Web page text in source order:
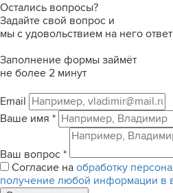
Остались вопросы?
Задайте свой вопрос и
мы с удовольствием на него
Заполнение формы займёт
не более 2 минут
Email
Ваше имя *
Ваш вопрос *
Согласие на обработку
получение любой информации в